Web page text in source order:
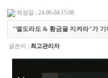
작성일 : 24-06-04 15:08
"엘도라도 & 황금을 지켜라"가 기
글쓴이 : 최고관리자